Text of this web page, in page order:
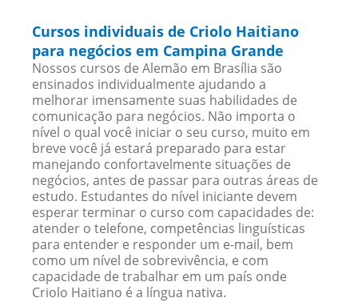
Cursos individuais de Criolo Haitiano
para negócios em Campina Grande
Nossos cursos de Alemão em Brasília são
ensinados individualmente ajudando a
melhorar imensamente suas habilidades de
comunicação para negócios. Não importa o
nível o qual você iniciar o seu curso, muito em
breve você já estará preparado para estar
manejando confortavelmente situações de
negócios, antes de passar para outras áreas de
estudo. Estudantes do nível iniciante devem
esperar terminar o curso com capacidades de:
atender o telefone, competências linguísticas
para entender e responder um e-mail, bem
como um nível de sobrevivência, e com
capacidade de trabalhar em um país onde
Criolo Haitiano é a língua nativa.